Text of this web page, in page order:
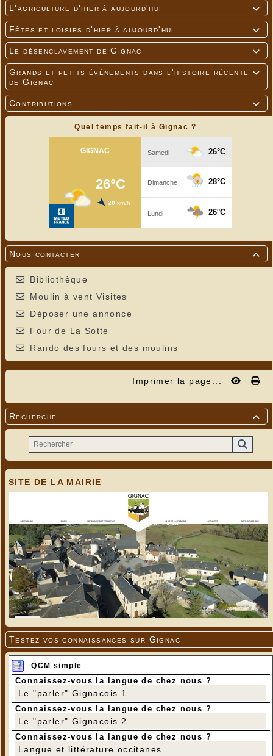

L'agriculture d'hier à aujourd'hui

Fêtes et loisirs d'hier à aujourd'hui

Le désenclavement de Gignac

Grands et petits événements dans l'histoire récente
de Gignac

Contributions
Quel temps fait-il à Gignac ?

Nous contacter
Bibliothèque
Moulin à vent Visites
Déposer une annonce
Four de La Sotte
Rando des fours et des moulins
Imprimer la page...

Recherche
SITE DE LA MAIRIE
Testez vos connaissances sur Gignac
QCM simple
Connaissez-vous la langue de chez nous ?
Le "parler" Gignacois 1
Connaissez-vous la langue de chez nous ?
Le "parler" Gignacois 2
Connaissez-vous la langue de chez nous ?
Langue et littérature occitanes